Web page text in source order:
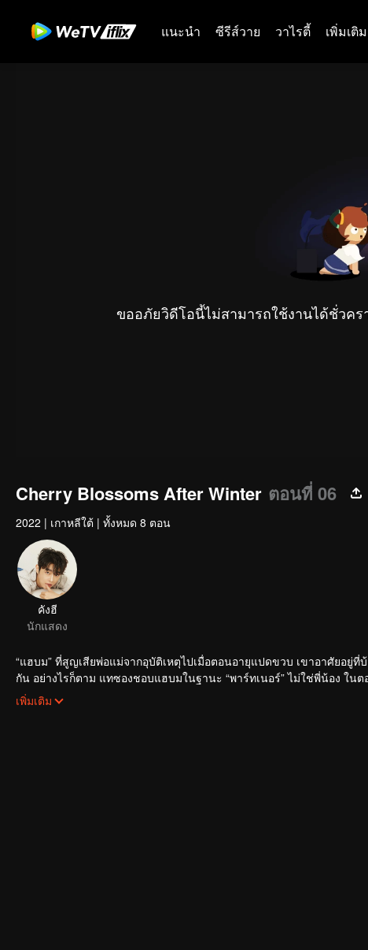
แนะนำ ซีรีส์วาย วาไรตี้ เพิ่มเติม
ขออภัยวิดีโอนี้ไม่สามารถใช้งานได้ชั่วค
Cherry Blossoms After Winter ตอนที่ 06
2022 | เกาหลีใต้ | ทั้งหมด 8 ตอน
คังฮี
นักแสดง
“แฮบม” ที่สูญเสียพ่อแม่จากอุบัติเหตุไปเมื่อตอนอายุแปดขวบ เขาอาศัยอยู่
กัน อย่างไรก็ตาม แทซองชอบแฮบมในฐานะ “พาร์ทเนอร์” ไม่ใช่พี่น้อง ใ
จึงคิดว่าแทซองไม่ชอบเขาและได้แต่เก็บเขาไว้ในใจ เมื่อเวลาผ่านไปพว
เพิ่มเติม